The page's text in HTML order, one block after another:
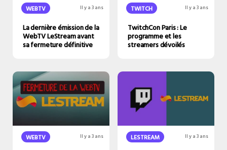
WEBTV Il y a 3 ans
La dernière émission de la
WebTV LeStream avant
sa fermeture définitive
TWITCH Il y a 3 ans
TwitchCon Paris : Le
programme et les
streamers dévoilés
WEBTV Il y a 3 ans LESTREAM Il y a 3 ans